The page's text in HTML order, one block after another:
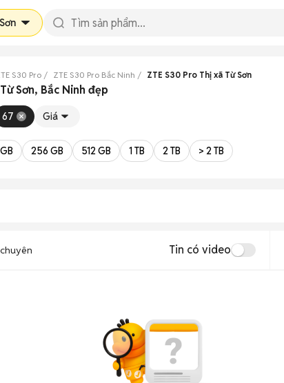
S30 Pro ZTE S30 Pro Bắc Ninh ZTE S30 Pro Thị xã Từ Sơn
Sơn, Bắc Ninh đẹp
67 Giá
256 GB 512 GB 1 TB 2 TB > 2 TB
Tin có video